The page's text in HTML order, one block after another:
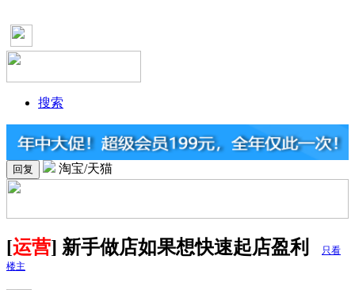
搜索
回复 淘宝/天猫
[运营] 新手做店如果想快速起店盈利
只看
楼主